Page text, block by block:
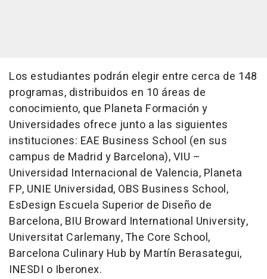
Los estudiantes podrán elegir entre cerca de 148
programas, distribuidos en 10 áreas de
conocimiento, que Planeta Formación y
Universidades ofrece junto a las siguientes
instituciones: EAE Business School (en sus
campus de Madrid y Barcelona), VIU –
Universidad Internacional de Valencia, Planeta
FP, UNIE Universidad, OBS Business School,
EsDesign Escuela Superior de Diseño de
Barcelona, BIU Broward International University,
Universitat Carlemany, The Core School,
Barcelona Culinary Hub by Martín Berasategui,
INESDI o Iberonex.